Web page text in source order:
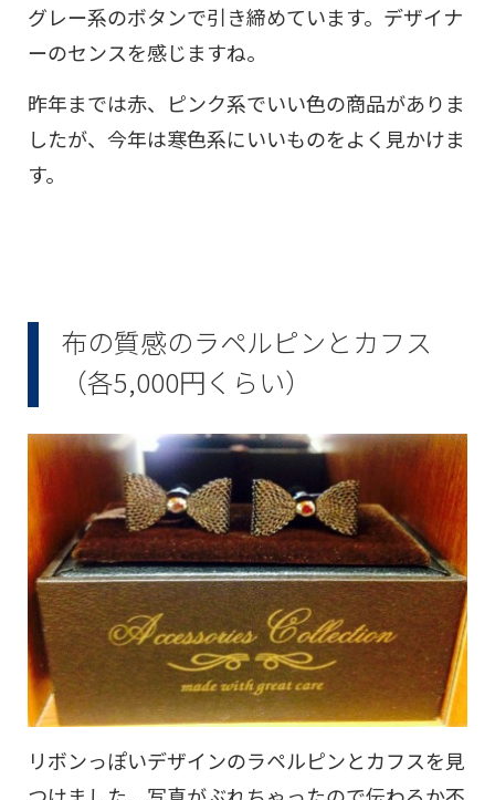
グレー系のボタンで引き締めています。デザイナ
ーのセンスを感じますね。
昨年までは赤、ピンク系でいい色の商品がありま
したが、今年は寒色系にいいものをよく見かけま
す。
布の質感のラペルピンとカフス
（各5,000円くらい）
リボンっぽいデザインのラペルピンとカフスを見